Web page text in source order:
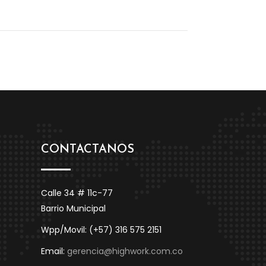
CONTACTANOS
Calle 34 # 11c-77
Barrio Municipal
Wpp/Movil: (+57) 316 575 2151
Email: gerencia@highwork.com.co